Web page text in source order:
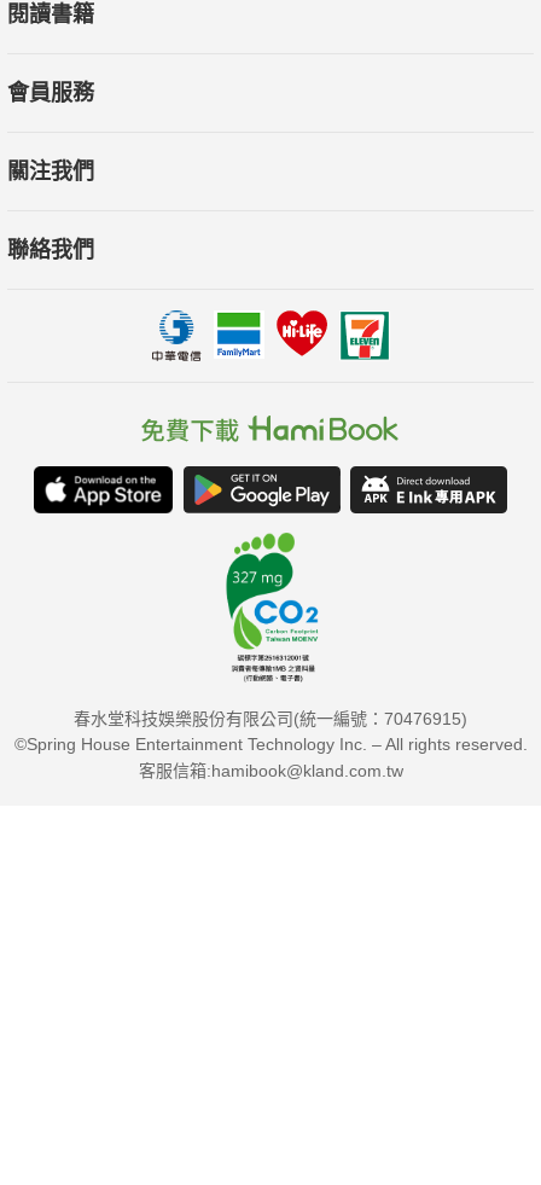
閱讀書籍
會員服務
關注我們
聯絡我們
春水堂科技娛樂股份有限公司(統一編號：70476915)
©Spring House Entertainment Technology Inc. – All rights reserved.
客服信箱:hamibook@kland.com.tw